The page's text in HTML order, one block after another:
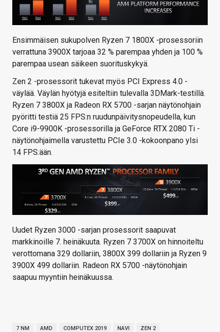
Ensimmäisen sukupolven Ryzen 7 1800X -prosessoriin
verrattuna 3900X tarjoaa 32 % parempaa yhden ja 100 %
parempaa usean säikeen suorituskykyä.
Zen 2 -prosessorit tukevat myös PCI Express 4.0 -
väylää. Väylän hyötyjä esiteltiin tulevalla 3DMark-testillä.
Ryzen 7 3800X ja Radeon RX 5700 -sarjan näytönohjain
pyöritti testiä 25 FPS:n ruudunpäivitysnopeudella, kun
Core i9-9900K -prosessorilla ja GeForce RTX 2080 Ti -
näytönohjaimella varustettu PCIe 3.0 -kokoonpano ylsi
14 FPS:ään.
Uudet Ryzen 3000 -sarjan prosessorit saapuvat
markkinoille 7. heinäkuuta. Ryzen 7 3700X on hinnoiteltu
verottomana 329 dollariin, 3800X 399 dollariin ja Ryzen 9
3900X 499 dollariin. Radeon RX 5700 -näytönohjain
saapuu myyntiin heinäkuussa.
7 NM AMD COMPUTEX 2019 NAVI ZEN 2